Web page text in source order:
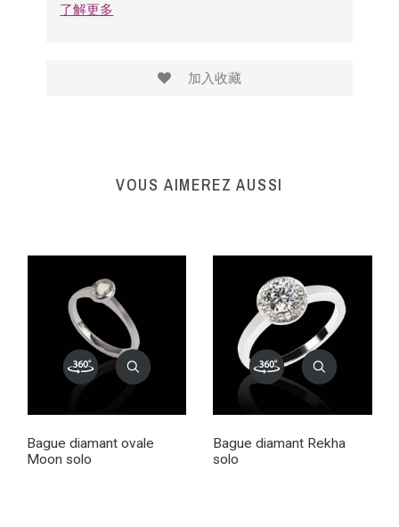
了解更多
加入收藏
VOUS AIMEREZ AUSSI
Bague diamant ovale
Moon solo
Bague diamant Rekha
solo